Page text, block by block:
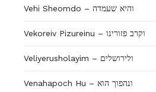
Vehi Sheomdo – והיא שעמדה
Vekoreiv Pizureinu – וקרב פזורינו
Veliyerusholayim – ולירושלים
Venahapoch Hu – ונהפוך הוא